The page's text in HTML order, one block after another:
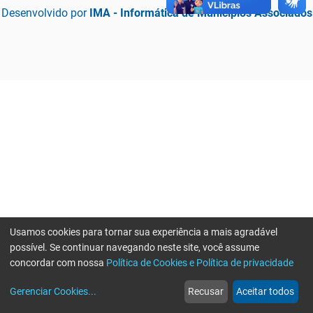
Desenvolvido por IMA - Informática de Municípios Associados
web
Notícias
more_horiz
Mais
Usamos cookies para tornar sua experiência a mais agradável
possível. Se continuar navegando neste site, você assume
concordar com nossa Política de Cookies e Política de privacidade
Gerenciar Cookies... Recusar Aceitar todos
Erro ao enviar informações, por favor tente novamente